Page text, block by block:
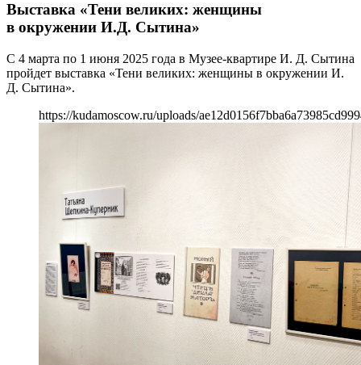
Выставка «Тени великих: женщины
в окружении И.Д. Сытина»
С 4 марта по 1 июня 2025 года в Музее-квартире И. Д. Сытина
пройдет выставка «Тени великих: женщины в окружении И.
Д. Сытина».
https://kudamoscow.ru/uploads/